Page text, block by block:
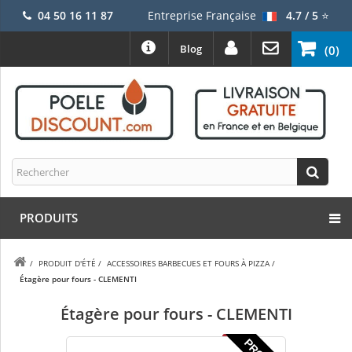
04 50 16 11 87 Entreprise Française 4.7 / 5⭐
(0)
Blog
PRODUITS
/ PRODUIT D'ÉTÉ / ACCESSOIRES BARBECUES ET FOURS À PIZZA /
Étagère pour fours - CLEMENTI
Étagère pour fours - CLEMENTI